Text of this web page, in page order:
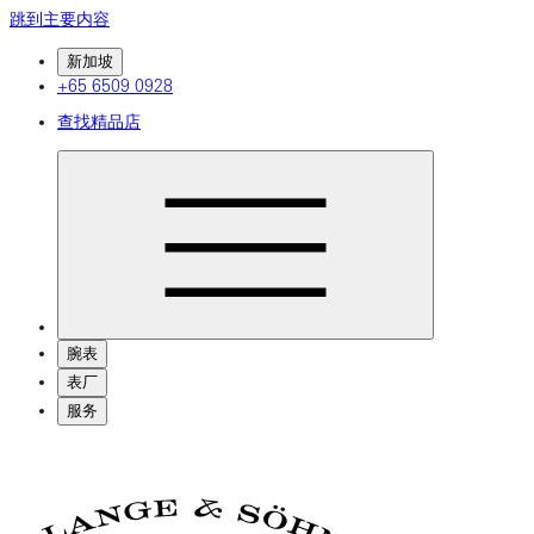
跳到主要内容
新加坡
+65 6509 0928
查找精品店
腕表
表厂
服务